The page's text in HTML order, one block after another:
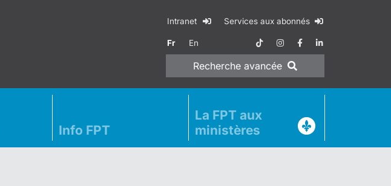
Intranet Services aux abonnés
Fr En
Recherche avancée
Info FPT
La FPT aux
ministères